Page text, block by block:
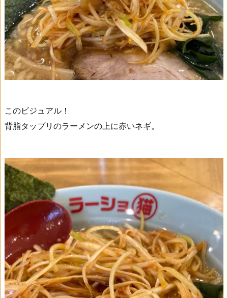
このビジュアル！
背脂タップリのラーメンの上に赤いネギ。